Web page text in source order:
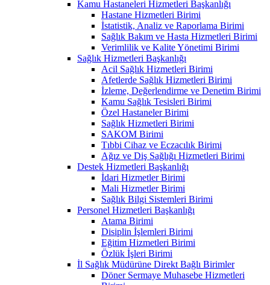
Kamu Hastaneleri Hizmetleri Başkanlığı
Hastane Hizmetleri Birimi
İstatistik, Analiz ve Raporlama Birimi
Sağlık Bakım ve Hasta Hizmetleri Birimi
Verimlilik ve Kalite Yönetimi Birimi
Sağlık Hizmetleri Başkanlığı
Acil Sağlık Hizmetleri Birimi
Afetlerde Sağlık Hizmetleri Birimi
İzleme, Değerlendirme ve Denetim Birimi
Kamu Sağlık Tesisleri Birimi
Özel Hastaneler Birimi
Sağlık Hizmetleri Birimi
SAKOM Birimi
Tıbbi Cihaz ve Eczacılık Birimi
Ağız ve Diş Sağlığı Hizmetleri Birimi
Destek Hizmetleri Başkanlığı
İdari Hizmetler Birimi
Mali Hizmetler Birimi
Sağlık Bilgi Sistemleri Birimi
Personel Hizmetleri Başkanlığı
Atama Birimi
Disiplin İşlemleri Birimi
Eğitim Hizmetleri Birimi
Özlük İşleri Birimi
İl Sağlık Müdürüne Direkt Bağlı Birimler
Döner Sermaye Muhasebe Hizmetleri